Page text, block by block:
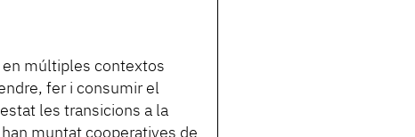
en múltiples contextos
fer i consumir el
les transicions a la
muntat cooperatives de